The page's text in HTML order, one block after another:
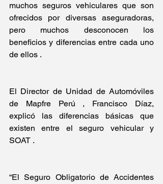
muchos seguros vehiculares que son
ofrecidos por diversas aseguradoras,
pero muchos desconocen los
beneficios y diferencias entre cada uno
de ellos .
El Director de Unidad de Automóviles
de Mapfre Perú , Francisco Díaz,
explicó las diferencias básicas que
existen entre el seguro vehicular y
SOAT .
“El Seguro Obligatorio de Accidentes